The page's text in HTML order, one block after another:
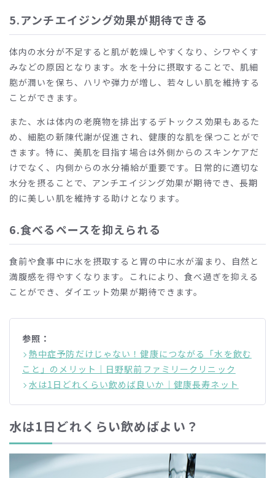
5.アンチエイジング効果が期待できる
体内の水分が不足すると肌が乾燥しやすくなり、シワやくす
みなどの原因となります。水を十分に摂取することで、肌細
胞が潤いを保ち、ハリや弾力が増し、若々しい肌を維持する
ことができます。
また、水は体内の老廃物を排出するデトックス効果もあるた
め、細胞の新陳代謝が促進され、健康的な肌を保つことがで
きます。特に、美肌を目指す場合は外側からのスキンケアだ
けでなく、内側からの水分補給が重要です。日常的に適切な
水分を摂ることで、アンチエイジング効果が期待でき、長期
的に美しい肌を維持する助けとなります。
6.食べるペースを抑えられる
食前や食事中に水を摂取すると胃の中に水が溜まり、自然と
満腹感を得やすくなります。これにより、食べ過ぎを抑える
ことができ、ダイエット効果が期待できます。
参照：
熱中症予防だけじゃない！健康につながる「水を飲む
こと」のメリット｜日野駅前ファミリークリニック
水は1日どれくらい飲めば良いか｜健康長寿ネット
水は1日どれくらい飲めばよい？